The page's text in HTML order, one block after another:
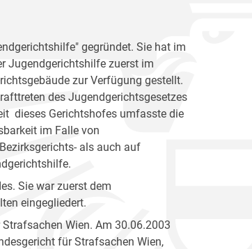
gegründet. Sie hat im
Jugendgerichtshilfe zuerst im
zur Verfügung gestellt.
des Jugendgerichtsgesetzes
dieses Gerichtshofes umfasste die
im Falle von
als auch auf
Sie war zuerst dem
eingegliedert.
Wien. Am 30.06.2003
für Strafsachen Wien,